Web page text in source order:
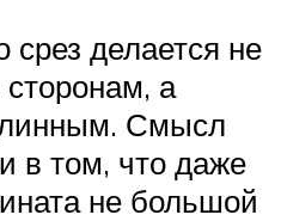
срез делается не
а
Смысл
в том, что даже
не большой